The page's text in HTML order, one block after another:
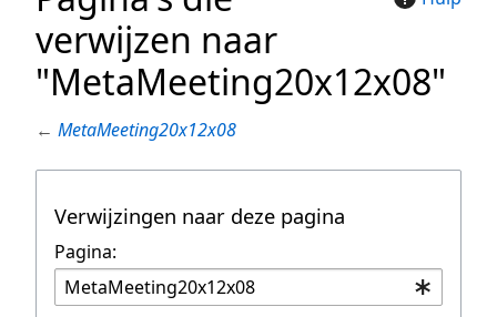
verwijzen naar
"MetaMeeting20x12x08"
← MetaMeeting20x12x08
Verwijzingen naar deze pagina
Pagina: